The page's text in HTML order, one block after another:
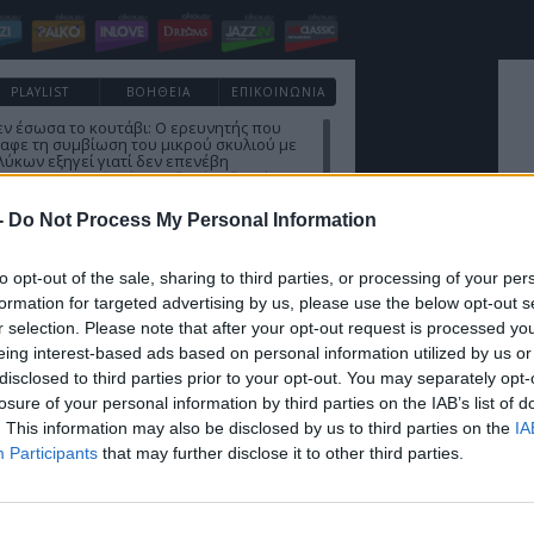
Do Not Process My Personal Information
opt-out of the sale, sharing to third parties, or processing of your
for targeted advertising by us, please use the below opt-out
selection. Please note that after your opt-out request is processed
interest-based ads based on personal information utilized by us
to third parties prior to your opt-out. You may separately
of your personal information by third parties on the IAB’s list of
This information may also be disclosed by us to third parties on the
Participants that may further disclose it to other third parties.
PLAYLIST ΒΟΗΘΕΙΑ ΕΠΙΚΟΙΝΩΝΙΑ
έσωσα το κουτάβι: Ο ερευνητής που
τη συμβίωση του μικρού σκυλιού με
εξηγεί γιατί δεν επενέβη
την επιστημονική απόσταση, δεν είναι δυνατόν να πάω να
ο διδάκτορας ζωολογίας του ΑΠΘ, Θεόδωρος
- Έχουν πεθάνει και έξι λυκόπουλα
στη Βρετανία τα απαγορεύουν
Τζέρεμι Κινγκ ως την αλυσίδα Wetherspoons και
ATG Theatres, ολοένα περισσότεροι χώροι εστίασης και
κλείνουν την πόρτα στα Ray-Ban Meta glasses.
του Τραμπ: Το κρυφό σχέδιο διαδοχής
του MAGA
Τραμπ φέρεται να έδωσε ιδιωτικά το πιο ξεκάθαρο
σήμα υπέρ του αντιπροέδρου ως διαδόχου του στο
Κόμμα, ενώ παράλληλα διατηρεί ανοιχτή την
τον Μάρκο Ρούμπιο.
εξαγοράς για την EasyJet - Στην
Appolo για 6,65 δισ. ευρώ